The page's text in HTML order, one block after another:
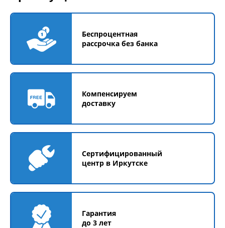
Беспроцентная
рассрочка без банка
Компенсируем
доставку
Сертифицированный
центр в Иркутске
Гарантия
до 3 лет